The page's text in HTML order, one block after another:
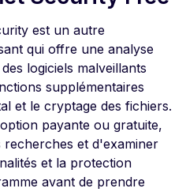
est un autre
qui offre une analyse
logiciels malveillants
supplémentaires
et le cryptage des fichiers.
payante ou gratuite,
et d'examiner
et la protection
avant de prendre